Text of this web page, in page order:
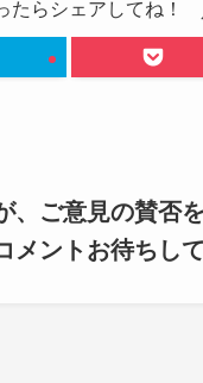
たらシェアしてね！
ご意見の賛否
ントお待ちして